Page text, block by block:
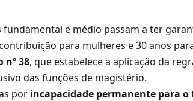
e médio passam a ter
para mulheres e 30 anos
nº 38, que estabelece a aplicação da
das funções de magistério.
por incapacidade permanente para